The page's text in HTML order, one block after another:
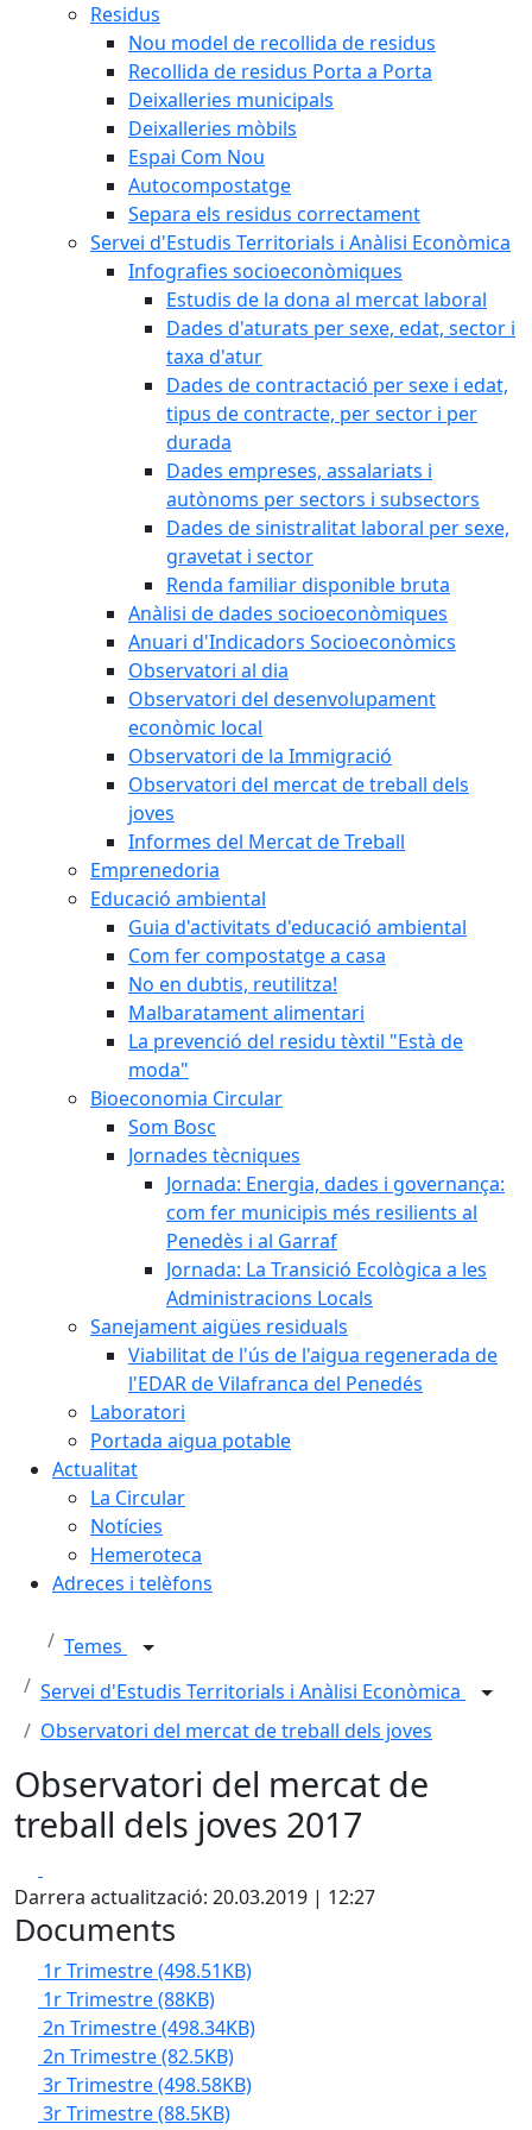
Residus
Nou model de recollida de residus
Recollida de residus Porta a Porta
Deixalleries municipals
Deixalleries mòbils
Espai Com Nou
Autocompostatge
Separa els residus correctament
Servei d'Estudis Territorials i Anàlisi Econòmica
Infografies socioeconòmiques
Estudis de la dona al mercat laboral
Dades d'aturats per sexe, edat, sector i
taxa d'atur
Dades de contractació per sexe i edat,
tipus de contracte, per sector i per
durada
Dades empreses, assalariats i
autònoms per sectors i subsectors
Dades de sinistralitat laboral per sexe,
gravetat i sector
Renda familiar disponible bruta
Anàlisi de dades socioeconòmiques
Anuari d'Indicadors Socioeconòmics
Observatori al dia
Observatori del desenvolupament
econòmic local
Observatori de la Immigració
Observatori del mercat de treball dels
joves
Informes del Mercat de Treball
Emprenedoria
Educació ambiental
Guia d'activitats d'educació ambiental
Com fer compostatge a casa
No en dubtis, reutilitza!
Malbaratament alimentari
La prevenció del residu tèxtil "Està de
moda"
Bioeconomia Circular
Som Bosc
Jornades tècniques
Jornada: Energia, dades i governança:
com fer municipis més resilients al
Penedès i al Garraf
Jornada: La Transició Ecològica a les
Administracions Locals
Sanejament aigües residuals
Viabilitat de l'ús de l'aigua regenerada de
l'EDAR de Vilafranca del Penedés
Laboratori
Portada aigua potable
Actualitat
La Circular
Notícies
Hemeroteca
Adreces i telèfons
Temes
Servei d'Estudis Territorials i Anàlisi Econòmica
Observatori del mercat de treball dels joves
Observatori del mercat de
treball dels joves 2017
Darrera actualització: 20.03.2019 | 12:27
Documents
1r Trimestre(498.51KB)
1r Trimestre(88KB)
2n Trimestre(498.34KB)
2n Trimestre(82.5KB)
3r Trimestre(498.58KB)
3r Trimestre(88.5KB)